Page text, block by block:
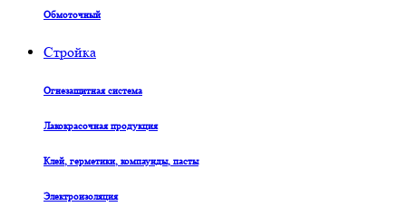
Обмоточный
Стройка
Огнезащитная система
Лакокрасочная продукция
Клей, герметики, компаунды, пасты
Электроизоляция